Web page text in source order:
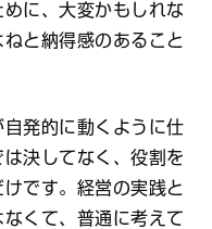
に、大変かもしれな
と納得感のあること
発的に動くように仕
決してなく、役割を
です。経営の実践と
くて、普通に考えて